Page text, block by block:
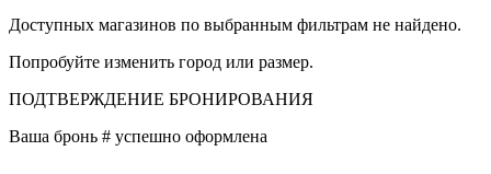
Доступных магазинов по выбранным фильтрам не найдено.
Попробуйте изменить город или размер.
ПОДТВЕРЖДЕНИЕ БРОНИРОВАНИЯ
Ваша бронь # успешно оформлена